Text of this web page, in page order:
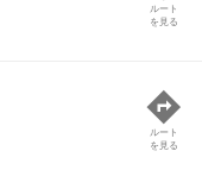
ルート
を見る
ルート
を見る